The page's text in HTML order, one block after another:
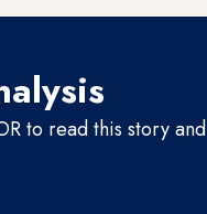
to read this story and